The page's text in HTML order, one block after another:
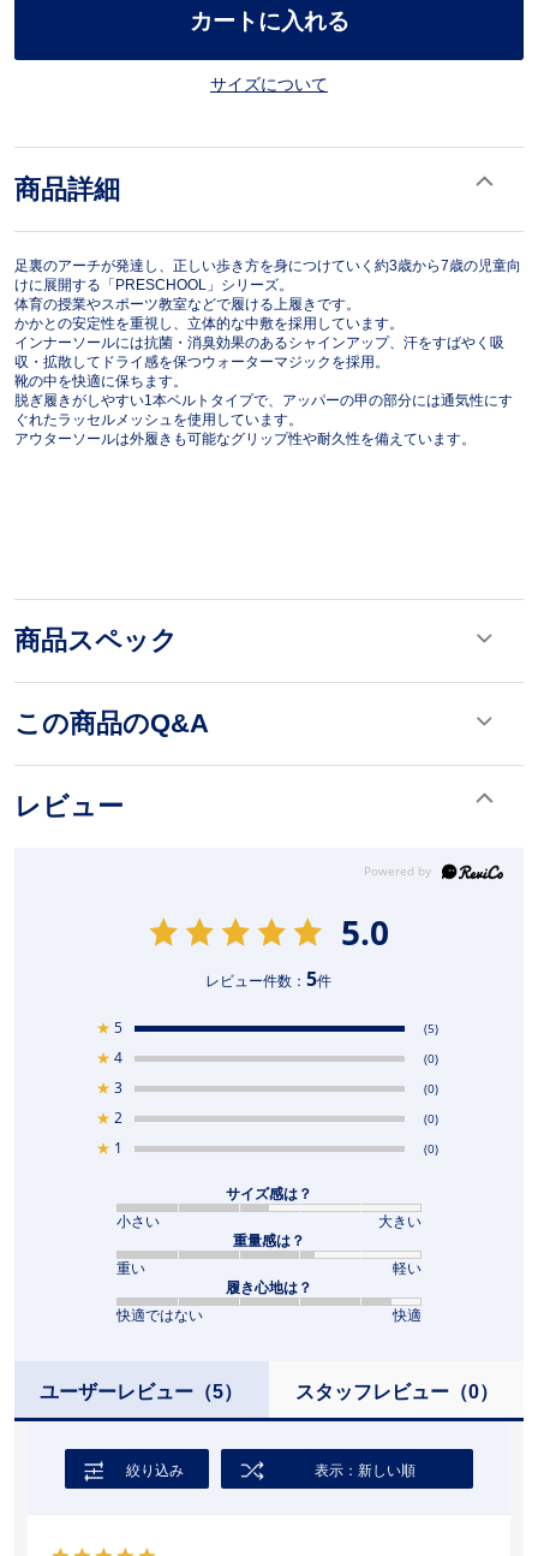
カートに入れる
サイズについて
商品詳細
足裏のアーチが発達し、正しい歩き方を身につけていく約3歳から7歳の児童向
けに展開する「PRESCHOOL」シリーズ。
体育の授業やスポーツ教室などで履ける上履きです。
かかとの安定性を重視し、立体的な中敷を採用しています。
インナーソールには抗菌・消臭効果のあるシャインアップ、汗をすばやく吸
収・拡散してドライ感を保つウォーターマジックを採用。
靴の中を快適に保ちます。
脱ぎ履きがしやすい1本ベルトタイプで、アッパーの甲の部分には通気性にす
ぐれたラッセルメッシュを使用しています。
アウターソールは外履きも可能なグリップ性や耐久性を備えています。
商品スペック
この商品のQ&A
レビュー
5.0
レビュー件数：5件
★ 5 (5)
★ 4 (0)
★ 3 (0)
★ 2 (0)
★ 1 (0)
サイズ感は？
小さい
大きい
重量感は？
重い
軽い
履き心地は？
快適ではない
快適
ユーザーレビュー （5） スタッフレビュー（0）
絞り込み 表示：新しい順